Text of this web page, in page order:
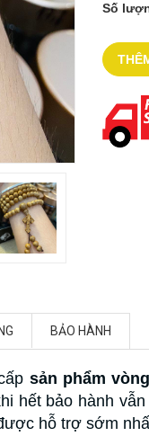
Số
BẢO HÀNH
sản phẩm
hết bảo hành
hỗ trợ sớm